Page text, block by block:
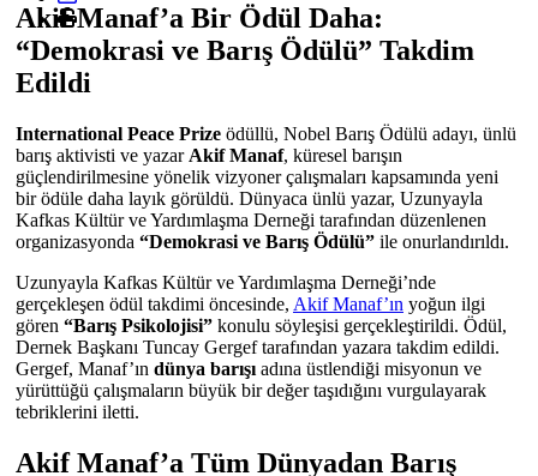
Akif Manaf’a Bir Ödül Daha:
“Demokrasi ve Barış Ödülü” Takdim
Edildi
International Peace Prize ödüllü, Nobel Barış Ödülü adayı, ünlü
barış aktivisti ve yazar Akif Manaf, küresel barışın
güçlendirilmesine yönelik vizyoner çalışmaları kapsamında yeni
bir ödüle daha layık görüldü. Dünyaca ünlü yazar, Uzunyayla
Kafkas Kültür ve Yardımlaşma Derneği tarafından düzenlenen
organizasyonda “Demokrasi ve Barış Ödülü” ile onurlandırıldı.
Uzunyayla Kafkas Kültür ve Yardımlaşma Derneği’nde
gerçekleşen ödül takdimi öncesinde, Akif Manaf’ın yoğun ilgi
gören “Barış Psikolojisi” konulu söyleşisi gerçekleştirildi. Ödül,
Dernek Başkanı Tuncay Gergef tarafından yazara takdim edildi.
Gergef, Manaf’ın dünya barışı adına üstlendiği misyonun ve
yürüttüğü çalışmaların büyük bir değer taşıdığını vurgulayarak
tebriklerini iletti.
Akif Manaf’a Tüm Dünyadan Barış